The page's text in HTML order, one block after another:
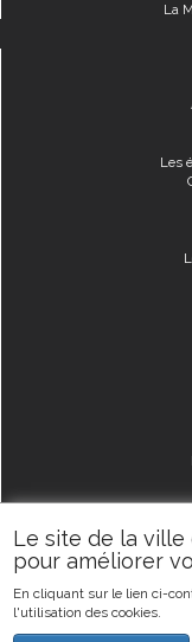
Le site de la ville
pour améliorer
En cliquant sur le lien ci-
l'utilisation des cookies.
La
Les